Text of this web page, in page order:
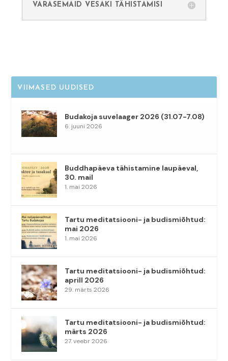
VARASEMAID VESAKI TÄHISTAMISI
VIIMASED UUDISED
Budakoja suvelaager 2026 (31.07-7.08)
6. juuni 2026
Buddhapäeva tähistamine laupäeval,
30. mail
1. mai 2026
Tartu meditatsiooni- ja budismiõhtud:
mai 2026
1. mai 2026
Tartu meditatsiooni- ja budismiõhtud:
aprill 2026
29. märts 2026
Tartu meditatsiooni- ja budismiõhtud:
märts 2026
27. veebr 2026